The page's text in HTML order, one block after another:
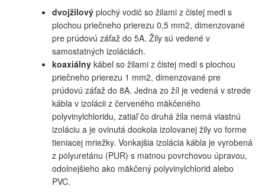
dvojžilový plochý vodič so žilami z čistej medi s
plochou priečneho prierezu 0,5 mm2, dimenzované
pre prúdovú záťaž do 5A. Žily sú vedené v
samostatných izoláciách.
koaxiálny kábel so žilami z čistej medi s plochou
priečneho prierezu 1 mm2, dimenzované pre
prúdovú záťaž do 8A. Jedna zo žíl je vedená v strede
kábla v izolácii z červeného mäkčeného
polyvinylchloridu, zatiaľ čo druhá žila nemá vlastnú
izoláciu a je ovinutá dookola izolovanej žily vo forme
tieniacej mriežky. Vonkajšia izolácia kábla je vyrobená
z polyuretánu (PUR) s matnou povrchovou úpravou,
odolnejšieho ako mäkčený polyvinylchlorid alebo
PVC.